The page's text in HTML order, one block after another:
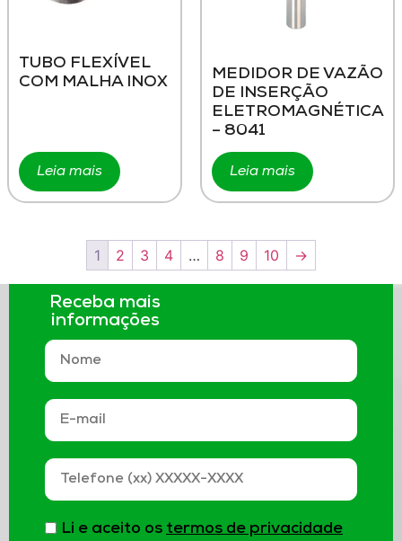
TUBO FLEXÍVEL
COM MALHA INOX
Leia mais
MEDIDOR DE VAZÃO
DE INSERÇÃO
ELETROMAGNÉTICA
– 8041
Leia mais
1 2 3 4 … 8 9 10 →
Receba mais
informações
Li e aceito os termos de privacidade